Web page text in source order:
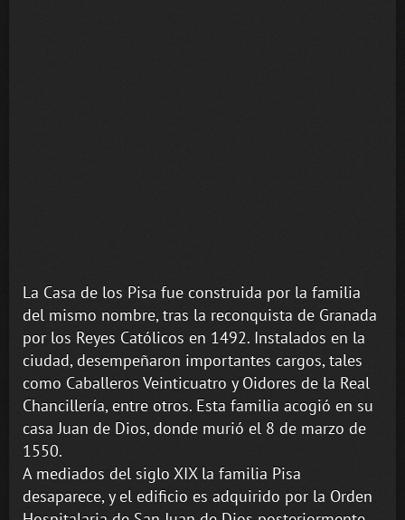
La Casa de los Pisa fue construida por la familia
del mismo nombre, tras la reconquista de Granada
por los Reyes Católicos en 1492. Instalados en la
ciudad, desempeñaron importantes cargos, tales
como Caballeros Veinticuatro y Oidores de la Real
Chancillería, entre otros. Esta familia acogió en su
casa Juan de Dios, donde murió el 8 de marzo de
1550.
A mediados del siglo XIX la familia Pisa
desaparece, y el edificio es adquirido por la Orden